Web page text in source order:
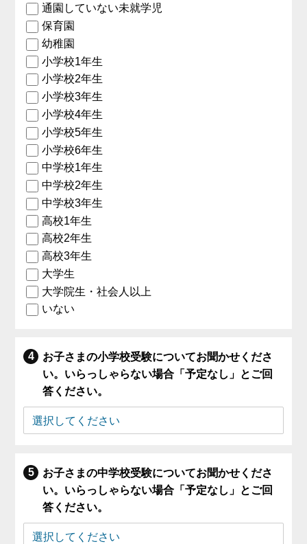
通園していない未就学児
保育園
幼稚園
小学校1年生
小学校2年生
小学校3年生
小学校4年生
小学校5年生
小学校6年生
中学校1年生
中学校2年生
中学校3年生
高校1年生
高校2年生
高校3年生
大学生
大学院生・社会人以上
いない
お子さまの小学校受験についてお聞かせくださ
い。いらっしゃらない場合「予定なし」とご回
答ください。
お子さまの中学校受験についてお聞かせくださ
い。いらっしゃらない場合「予定なし」とご回
答ください。